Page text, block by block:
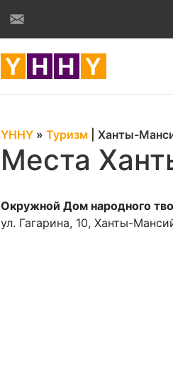
YHHY » Туризм Ханты-
Места
Окружной Дом народного
ул. Гагарина, 10, Ханты-